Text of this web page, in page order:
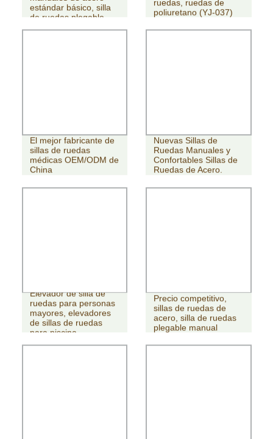
estándar básico, silla
de ruedas plegable
ruedas, ruedas de
poliuretano (YJ-037)
El mejor fabricante de
sillas de ruedas
médicas OEM/ODM de
China
Nuevas Sillas de
Ruedas Manuales y
Confortables Sillas de
Ruedas de Acero.
Elevador de silla de
ruedas para personas
mayores, elevadores
de sillas de ruedas
para piscina
Precio competitivo,
sillas de ruedas de
acero, silla de ruedas
plegable manual